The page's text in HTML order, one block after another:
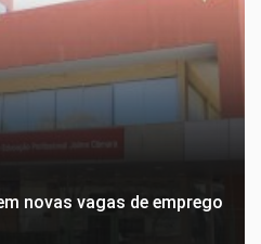
novas vagas de emprego